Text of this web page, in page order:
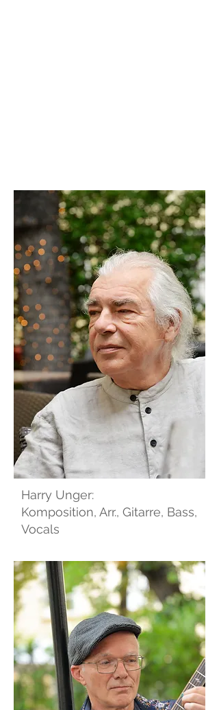
Harry Unger:
Komposition, Arr., Gitarre, Bass,
Vocals